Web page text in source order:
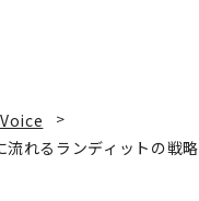
れるランディットの戦略